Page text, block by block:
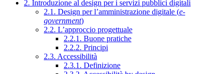
2. Introduzione al design per i servizi pubblici digitali
2.1. Design per l’amministrazione digitale (e-
government)
2.2. L’approccio progettuale
2.2.1. Buone pratiche
2.2.2. Principi
2.3. Accessibilità
2.3.1. Definizione